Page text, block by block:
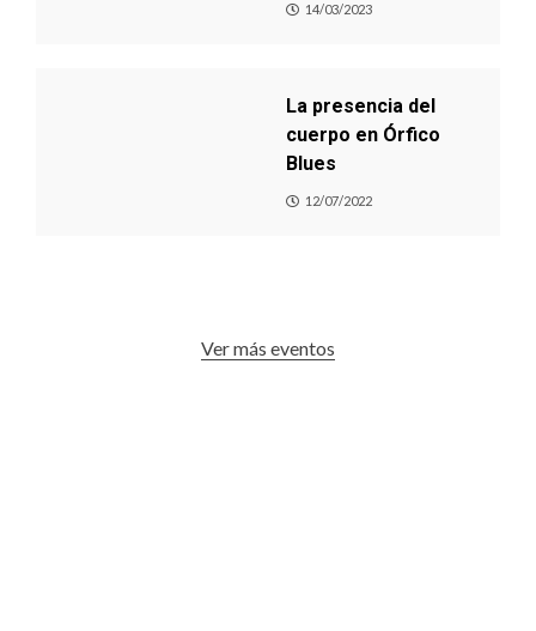
14/03/2023
La presencia del
cuerpo en Órfico
Blues
12/07/2022
Ver más eventos